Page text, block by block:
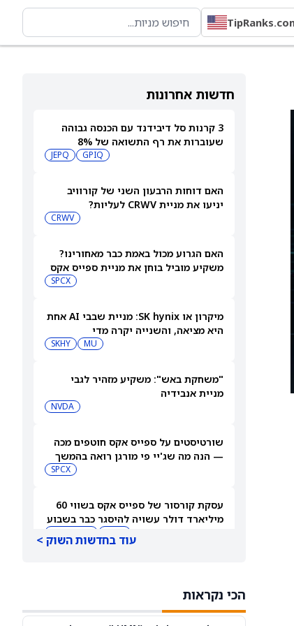
חדשות אחרונות
3 קרנות סל דיבידנד עם הכנסה גבוהה
שעוברות את רף התשואה של 8%
GPIQ
JEPQ
האם דוחות הרבעון השני של קורוויב
יניעו את מניית CRWV לעליות?
CRWV
האם הגרוע מכול באמת כבר מאחורינו?
משקיע מוביל בוחן את מניית ספייס אקס
SPCX
מיקרון או SK hynix: מניית שבבי AI אחת
היא מציאה, והשנייה יקרה מדי
MU
SKHY
"משחקת באש": משקיע מזהיר לגבי
מניית אנבידיה
NVDA
שורטיסטים על ספייס אקס חוטפים מכה
— הנה מה שג'יי פי מורגן רואה בהמשך
SPCX
עסקת קורסור של ספייס אקס בשווי 60
מיליארד דולר עשויה להיסגר כבר בשבוע
לטסלה
עוד בחדשות השוק >
הכי נקראות